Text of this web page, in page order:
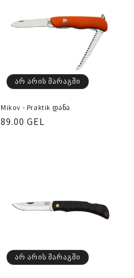
არ არის მარაგში
Mikov - Praktik დანა
რეგულარული
89.00 GEL
არ არის მარაგში